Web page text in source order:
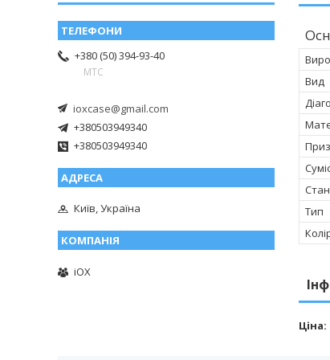
Вид
Стан
Тип
Ціна:
+380 (50) 394-93-40
МТС
ioxcase@gmail.com
+380503949340
+380503949340
Київ, Україна
iOX